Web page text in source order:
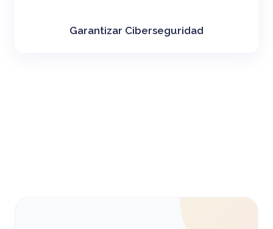
Garantizar Ciberseguridad